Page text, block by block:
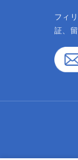
フィ
証、